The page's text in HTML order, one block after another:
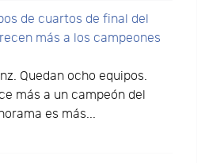
de cuartos de final del
más a los campeones
Quedan ocho equipos.
más a un campeón del
es más...